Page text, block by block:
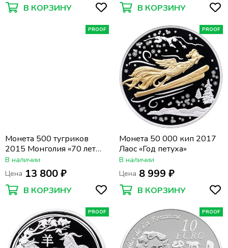
В КОРЗИНУ В КОРЗИНУ
PROOF
Монета 500 тугриков
2015 Монголия «70 лет
Великой Победы»
В наличии
Цена 13 800 ₽
В КОРЗИНУ
PROOF
Монета 50 000 кип 2017
Лаос «Год петуха»
В наличии
Цена 8 999 ₽
В КОРЗИНУ
PROOF PROOF